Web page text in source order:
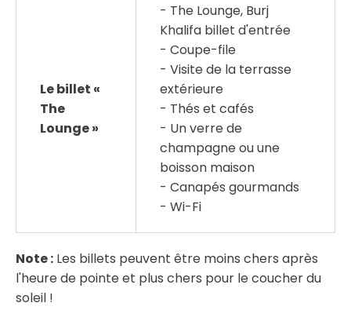
Le billet «
The
Lounge »
- The Lounge, Burj
Khalifa billet d'entrée
- Coupe-file
- Visite de la terrasse
extérieure
- Thés et cafés
- Un verre de
champagne ou une
boisson maison
- Canapés gourmands
- Wi-Fi
Note : Les billets peuvent être moins chers après
l'heure de pointe et plus chers pour le coucher du
soleil !